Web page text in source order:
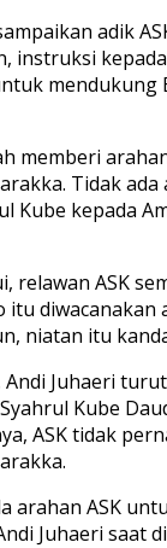
adik
instruksi
mendukung
memberi
Tidak
Kube kepada
relawan ASK
itu diwacanakan
niatan itu
Andi Juhaeri
Kube
ASK tidak
arahan ASK
Juhaeri saat